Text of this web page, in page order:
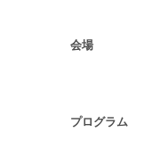
会場
プログラム